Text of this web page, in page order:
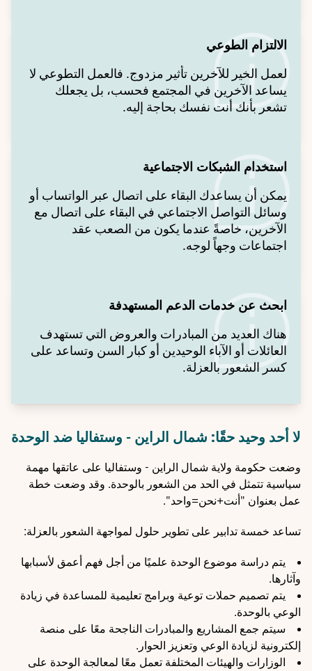
الالتزام الطوعي
لعمل الخير للآخرين تأثير مزدوج. فالعمل التطوعي لا
يساعد الآخرين في المجتمع فحسب، بل يجعلك
تشعر بأنك أنت نفسك بحاجة إليه.
استخدام الشبكات الاجتماعية
يمكن أن يساعدك البقاء على اتصال عبر الواتساب أو
وسائل التواصل الاجتماعي في البقاء على اتصال مع
الآخرين، خاصةً عندما يكون من الصعب عقد
اجتماعات وجهاً لوجه.
ابحث عن خدمات الدعم المستهدفة
هناك العديد من المبادرات والعروض التي تستهدف
العائلات أو الآباء الوحيدين أو كبار السن وتساعد على
كسر الشعور بالعزلة.
لا أحد وحيد حقًا: شمال الراين - وستفاليا ضد الوحدة
وضعت حكومة ولاية شمال الراين - وستفاليا على عاتقها مهمة
سياسية تتمثل في الحد من الشعور بالوحدة. وقد وضعت خطة
عمل بعنوان "أنت+نحن=واحد".
تساعد خمسة تدابير على تطوير حلول لمواجهة الشعور بالعزلة:
يتم دراسة موضوع الوحدة علميًا من أجل فهم أعمق لأسبابها
وآثارها.
يتم تصميم حملات توعية وبرامج تعليمية للمساعدة في زيادة
الوعي بالوحدة.
سيتم جمع المشاريع والمبادرات الناجحة معًا على منصة
إلكترونية لزيادة الوعي وتعزيز الحوار.
الوزارات والهيئات المختلفة تعمل معًا لمعالجة الوحدة على